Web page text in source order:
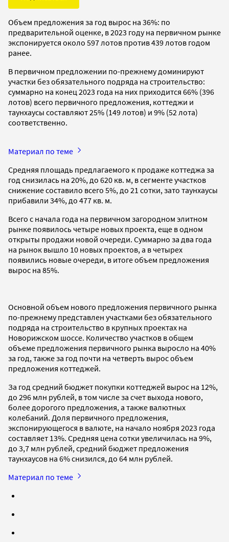
Объем предложения за год вырос на 36%: по
предварительной оценке, в 2023 году на первичном рынке
экспонируется около 597 лотов против 439 лотов годом
ранее.
В первичном предложении по-прежнему доминируют
участки без обязательного подряда на строительство:
суммарно на конец 2023 года на них приходится 66% (396
лотов) всего первичного предложения, коттеджи и
таунхаусы составляют 25% (149 лотов) и 9% (52 лота)
соответственно.
Материал по теме
Средняя площадь предлагаемого к продаже коттеджа за
год снизилась на 20%, до 620 кв. м, в сегменте участков
снижение составило всего 5%, до 21 сотки, зато таунхаусы
прибавили 34%, до 477 кв. м.
Всего с начала года на первичном загородном элитном
рынке появилось четыре новых проекта, еще в одном
открыты продажи новой очереди. Суммарно за два года
на рынок вышло 10 новых проектов, а в четырех
появились новые очереди, в итоге объем предложения
вырос на 85%.
Основной объем нового предложения первичного рынка
по-прежнему представлен участками без обязательного
подряда на строительство в крупных проектах на
Новорижском шоссе. Количество участков в общем
объеме предложения первичного рынка выросло на 40%
за год, также за год почти на четверть вырос объем
предложения коттеджей.
За год средний бюджет покупки коттеджей вырос на 12%,
до 296 млн рублей, в том числе за счет выхода нового,
более дорогого предложения, а также валютных
колебаний. Доля первичного предложения,
экспонирующегося в валюте, на начало ноября 2023 года
составляет 13%. Средняя цена сотки увеличилась на 9%,
до 3,7 млн рублей, средний бюджет предложения
таунхаусов на 6% снизился, до 64 млн рублей.
Материал по теме